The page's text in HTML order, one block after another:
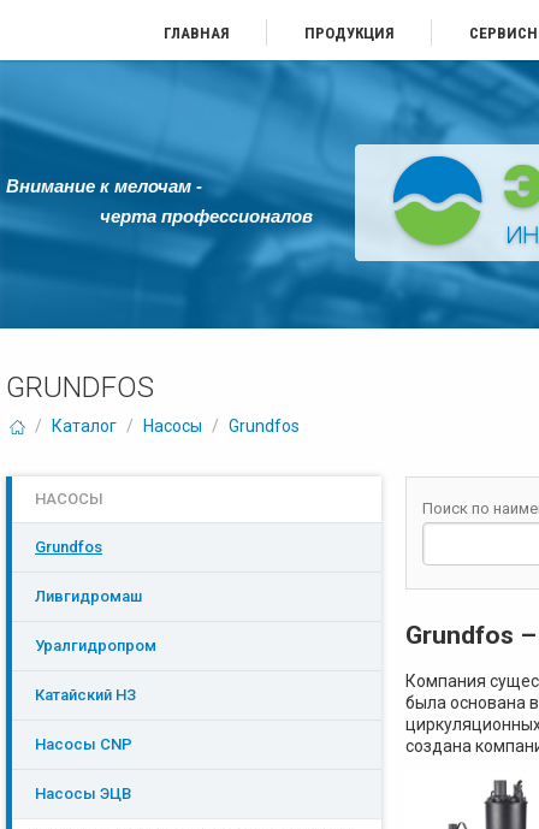
ГЛАВНАЯ ПРОДУКЦИЯ
Внимание к мелочам -
черта профессионалов
GRUNDFOS
/ Каталог / Насосы / Grundfos
Поиск по
Grundfos
Компания
была основана
создана
НАСОСЫ
Grundfos
Ливгидромаш
Уралгидропром
Катайский НЗ
Насосы CNP
Насосы ЭЦB